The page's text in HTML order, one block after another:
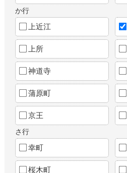
か行
上近江
上所
神道寺
蒲原町
京王
さ行
幸町
桜木町